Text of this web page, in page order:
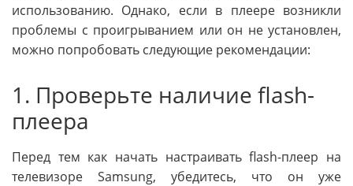
использованию. Однако, если в плеере возникли
проблемы с проигрыванием или он не установлен,
можно попробовать следующие рекомендации:
1. Проверьте наличие flash-
плеера
Перед тем как начать настраивать flash-плеер на
телевизоре Samsung, убедитесь, что он уже